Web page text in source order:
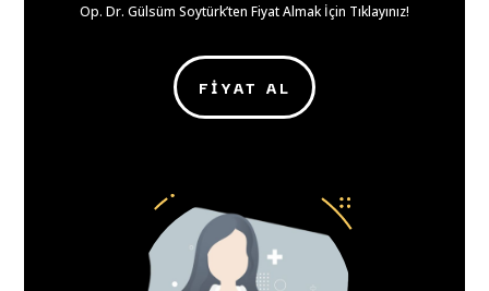
Op. Dr. Gülsüm Soytürk’ten Fiyat Almak İçin Tıklayınız!
FİYAT AL